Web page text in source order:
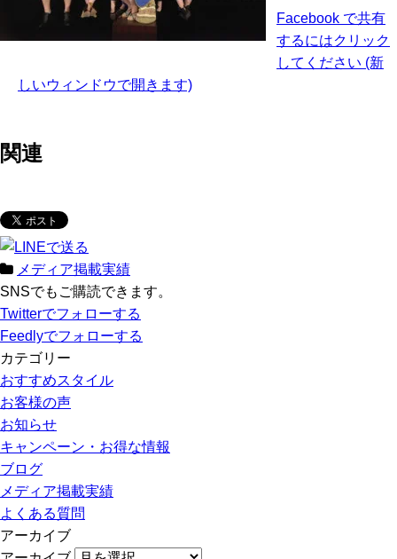
Facebook で共有
するにはクリック
してください (新
しいウィンドウで開きます)
関連
メディア掲載実績
SNSでもご購読できます。
Twitterでフォローする
Feedlyでフォローする
カテゴリー
おすすめスタイル
お客様の声
お知らせ
キャンペーン・お得な情報
ブログ
メディア掲載実績
よくある質問
アーカイブ